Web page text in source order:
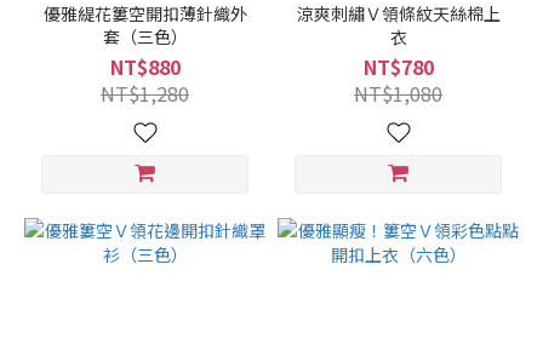
優雅緹花簍空開扣薄針織外
套（三色）
NT$880
NT$1,280
涼爽刺繡Ｖ領條紋天絲棉上
衣
NT$780
NT$1,080